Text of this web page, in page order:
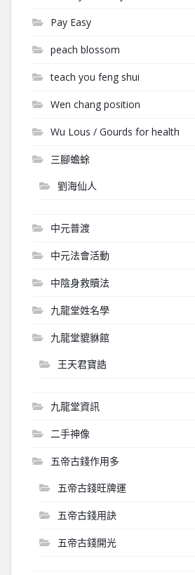
Pay Easy
peach blossom
teach you feng shui
Wen chang position
Wu Lous / Gourds for health
三腳蟾蜍
劉海仙人
中元普渡
中元法會活動
中陰身救贖法
九龍堂姓名學
九龍堂貔貅館
王天君寶誥
九龍堂資訊
二手神像
五帝古錢作用多
五帝古錢旺牌運
五帝古錢用訣
五帝古錢開光